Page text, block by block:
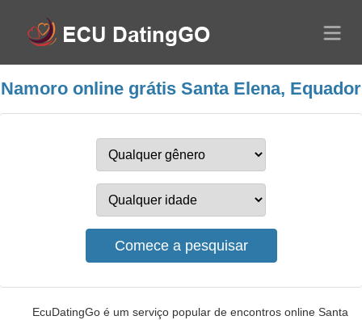
Namoro online grátis Santa Elena, Equador
EcuDatingGo é um serviço popular de encontros online Santa